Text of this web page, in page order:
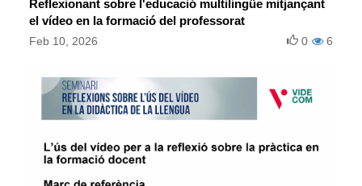
Reflexionant sobre l'educació multilingüe mitjançant
el vídeo en la formació del professorat
Feb 10, 2026 6
0